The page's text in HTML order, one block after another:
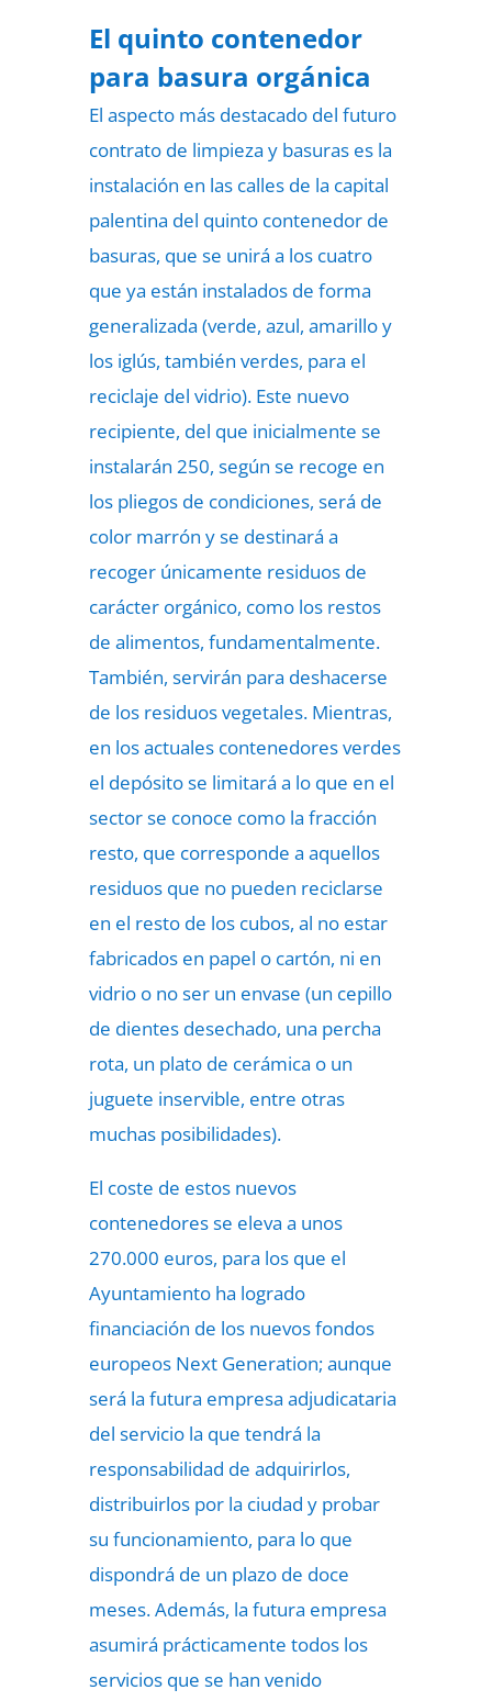
El quinto contenedor
para basura orgánica
El aspecto más destacado del futuro
contrato de limpieza y basuras es la
instalación en las calles de la capital
palentina del quinto contenedor de
basuras, que se unirá a los cuatro
que ya están instalados de forma
generalizada (verde, azul, amarillo y
los iglús, también verdes, para el
reciclaje del vidrio). Este nuevo
recipiente, del que inicialmente se
instalarán 250, según se recoge en
los pliegos de condiciones, será de
color marrón y se destinará a
recoger únicamente residuos de
carácter orgánico, como los restos
de alimentos, fundamentalmente.
También, servirán para deshacerse
de los residuos vegetales. Mientras,
en los actuales contenedores verdes
el depósito se limitará a lo que en el
sector se conoce como la fracción
resto, que corresponde a aquellos
residuos que no pueden reciclarse
en el resto de los cubos, al no estar
fabricados en papel o cartón, ni en
vidrio o no ser un envase (un cepillo
de dientes desechado, una percha
rota, un plato de cerámica o un
juguete inservible, entre otras
muchas posibilidades).
El coste de estos nuevos
contenedores se eleva a unos
270.000 euros, para los que el
Ayuntamiento ha logrado
financiación de los nuevos fondos
europeos Next Generation; aunque
será la futura empresa adjudicataria
del servicio la que tendrá la
responsabilidad de adquirirlos,
distribuirlos por la ciudad y probar
su funcionamiento, para lo que
dispondrá de un plazo de doce
meses. Además, la futura empresa
asumirá prácticamente todos los
servicios que se han venido